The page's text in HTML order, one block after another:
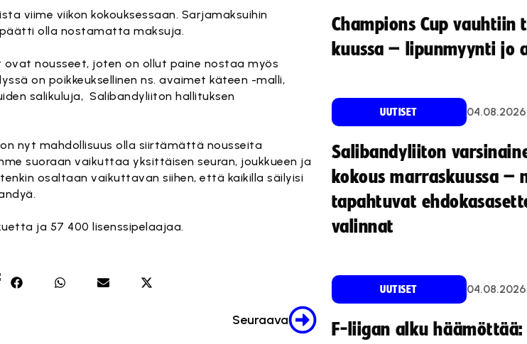
viime viikon kokouksessaan. Sarjamaksuihin
olla nostamatta maksuja.
nousseet, joten on ollut paine nostaa myös
on poikkeuksellinen ns. avaimet käteen -malli,
salikuluja, Salibandyliiton hallituksen
nyt mahdollisuus olla siirtämättä nousseita
suoraan vaikuttaa yksittäisen seuran, joukkueen ja
osaltaan vaikuttavan siihen, että kaikilla säilyisi
ja 57 400 lisenssipelaajaa.
Seuraava
Champions Cup vauhtiin
kuussa – lipunmyynti jo
UUTISET 04.08.2026
Salibandyliiton
kokous marraskuussa –
tapahtuvat
valinnat
UUTISET 04.08.2026
F-liigan alku häämöttää: